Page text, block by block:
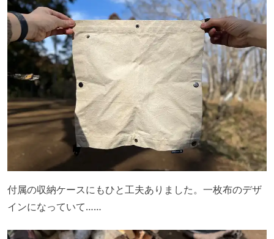
付属の収納ケースにもひと工夫ありました。一枚布のデザ
インになっていて……